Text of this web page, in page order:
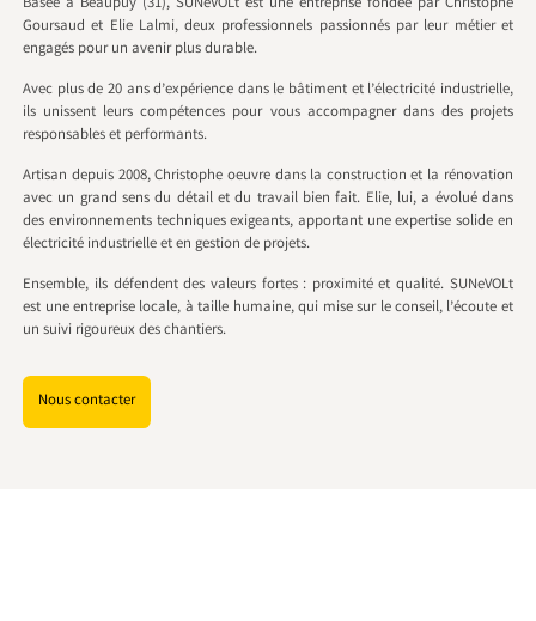
Goursaud et Elie Lalmi, deux professionnels passionnés par leur métier et
engagés pour un avenir plus durable.
Avec plus de 20 ans d’expérience dans le bâtiment et l’électricité industrielle,
ils unissent leurs compétences pour vous accompagner dans des projets
responsables et performants.
Artisan depuis 2008, Christophe oeuvre dans la construction et la rénovation
avec un grand sens du détail et du travail bien fait. Elie, lui, a évolué dans
des environnements techniques exigeants, apportant une expertise solide en
électricité industrielle et en gestion de projets.
Ensemble, ils défendent des valeurs fortes : proximité et qualité. SUNeVOLt
est une entreprise locale, à taille humaine, qui mise sur le conseil, l’écoute et
un suivi rigoureux des chantiers.
Nous contacter